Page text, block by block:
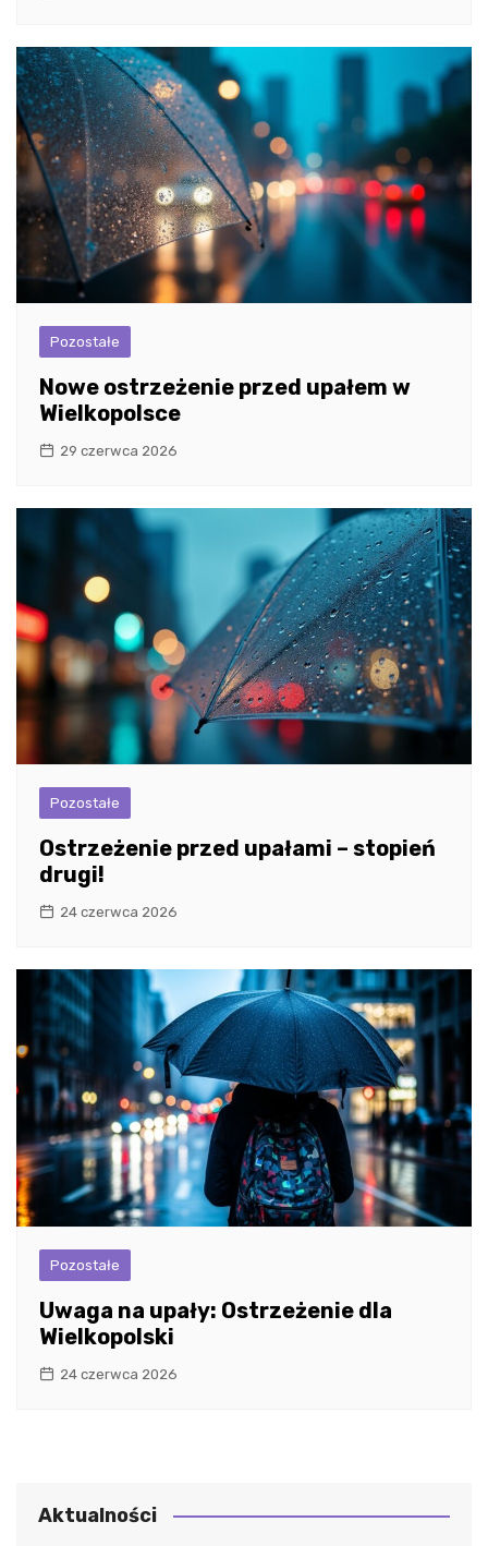
Pozostałe
Nowe ostrzeżenie przed upałem w
Wielkopolsce
29 czerwca 2026
Pozostałe
Ostrzeżenie przed upałami – stopień
drugi!
24 czerwca 2026
Pozostałe
Uwaga na upały: Ostrzeżenie dla
Wielkopolski
24 czerwca 2026
Aktualności